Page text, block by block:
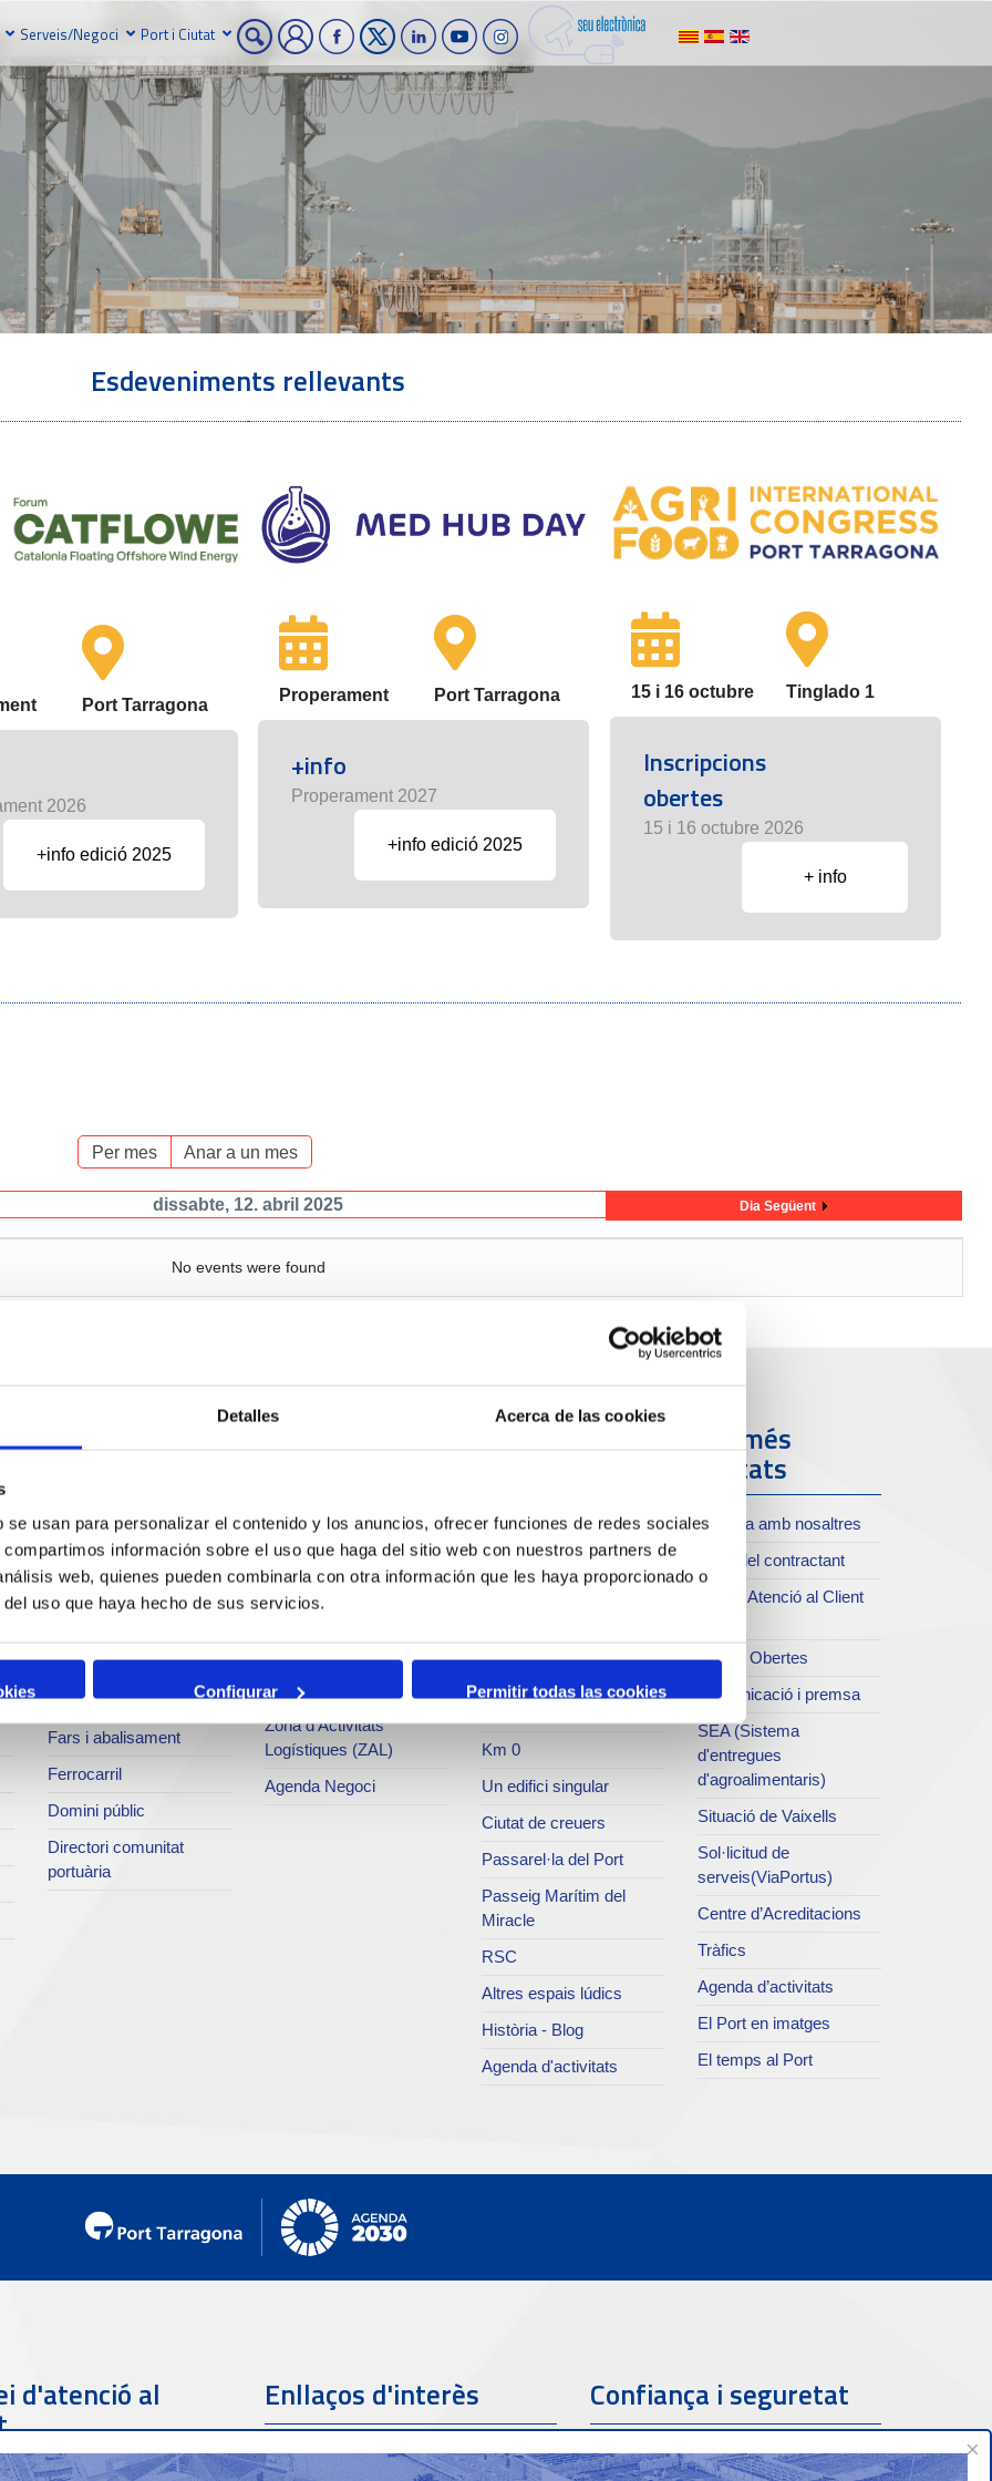
Detalles Acerca de las cookies
usan para personalizar el contenido y los anuncios, ofrecer funciones de redes sociales
información sobre el uso que haga del sitio web con nuestros partners de
web, quienes pueden combinarla con otra información que les haya proporcionado o
uso que haya hecho de sus servicios.
Configurar Permitir todas las cookies
Serveis/Negoci Port i Ciutat
Esdeveniments rellevants
Port Tarragona
2026
+info edició 2025
Properament Port Tarragona
+info
Properament 2027
+info edició 2025
15 i 16 octubre Tinglado 1
Inscripcions
obertes
15 i 16 octubre 2026
+ info
Per mes Anar a un mes
dissabte, 12. abril 2025 Dia Següent
No events were found
Serveis
portuaris
Bunkering
Serveis comercials
Tarifes i taxes
Centre d'acreditacions
Fars i abalisament
Ferrocarril
Domini públic
Directori comunitat
portuària
Negoci
Estadístiques
SEA - (Sistema
d'agroalimentaris)
Intermodalitat
Zona d'Activitats
Logístiques (ZAL)
Agenda Negoci
Port i Ciutat
Arxiu del Port
Servei de publicacions
Museu del Port
Km 0
Un edifici singular
Ciutat de creuers
Passarel·la del Port
Passeig Marítim del
Miracle
RSC
Altres espais lúdics
Història - Blog
Agenda d'activitats
Els més
visitats
Treballa amb nosaltres
Perfil del contractant
Servei Atenció al Client
Dades Obertes
Comunicació i premsa
SEA (Sistema
d'entregues
d'agroalimentaris)
Situació de Vaixells
Sol·licitud de
serveis(ViaPortus)
Centre d’Acreditacions
Tràfics
Agenda d’activitats
El Port en imatges
El temps al Port
d'atenció al Enllaços d'interès Confiança i seguretat
×